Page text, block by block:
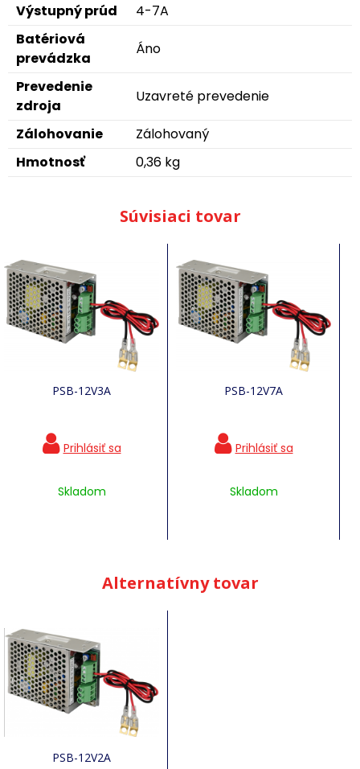
Výstupný prúd
4-7A
Batériová
prevádzka
Áno
Prevedenie
zdroja
Uzavreté prevedenie
Zálohovanie
Zálohovaný
Hmotnosť
0,36 kg
Súvisiaci tovar
PSB-12V3A
Skladom
PSB-12V7A
Skladom
Alternatívny tovar
PSB-12V2A